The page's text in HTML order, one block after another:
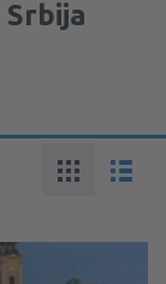
Srbija